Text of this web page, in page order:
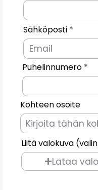
Sähköposti
Puhelinnumero
Kohteen osoite
Liitä valokuva
Lataa